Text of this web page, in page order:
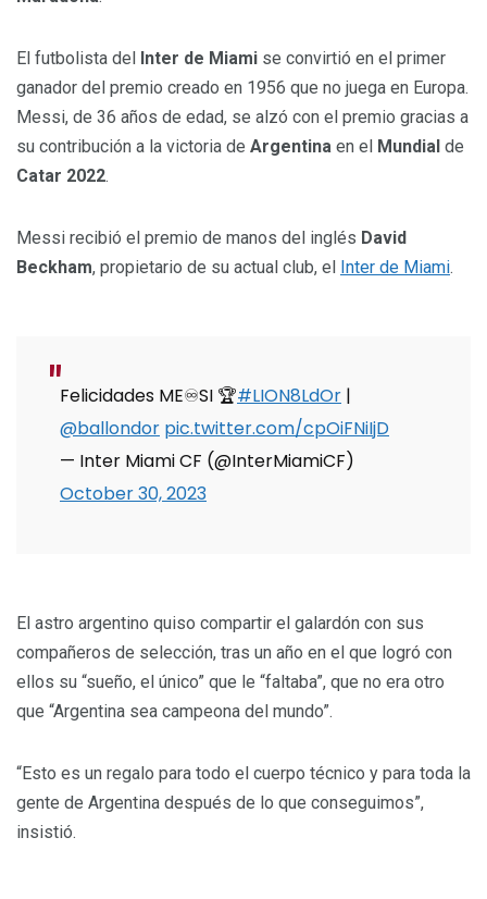
El futbolista del Inter de Miami se convirtió en el primer
ganador del premio creado en 1956 que no juega en Europa.
Messi, de 36 años de edad, se alzó con el premio gracias a
su contribución a la victoria de Argentina en el Mundial de
Catar 2022.
Messi recibió el premio de manos del inglés David
Beckham, propietario de su actual club, el Inter de Miami.
Felicidades ME♾SI 🏆#LION8LdOr |
@ballondor pic.twitter.com/cpOiFNiIjD
— Inter Miami CF (@InterMiamiCF)
October 30, 2023
El astro argentino quiso compartir el galardón con sus
compañeros de selección, tras un año en el que logró con
ellos su “sueño, el único” que le “faltaba”, que no era otro
que “Argentina sea campeona del mundo”.
“Esto es un regalo para todo el cuerpo técnico y para toda la
gente de Argentina después de lo que conseguimos”,
insistió.